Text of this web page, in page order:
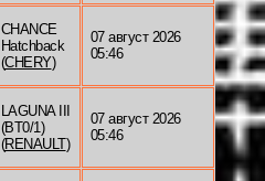
CHANCE
Hatchback
(CHERY)
07 август 2026
05:46
LAGUNA III
(BT0/1)
(RENAULT)
07 август 2026
05:46